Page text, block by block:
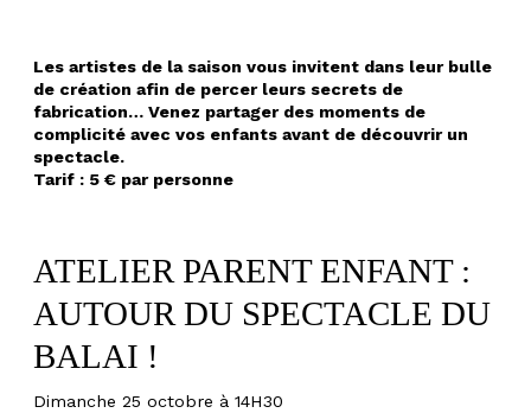
Les artistes de la saison vous invitent dans leur bulle
de création afin de percer leurs secrets de
fabrication… Venez partager des moments de
complicité avec vos enfants avant de découvrir un
spectacle.
Tarif : 5 € par personne
ATELIER PARENT ENFANT :
AUTOUR DU SPECTACLE DU
BALAI !
Dimanche 25 octobre à 14H30